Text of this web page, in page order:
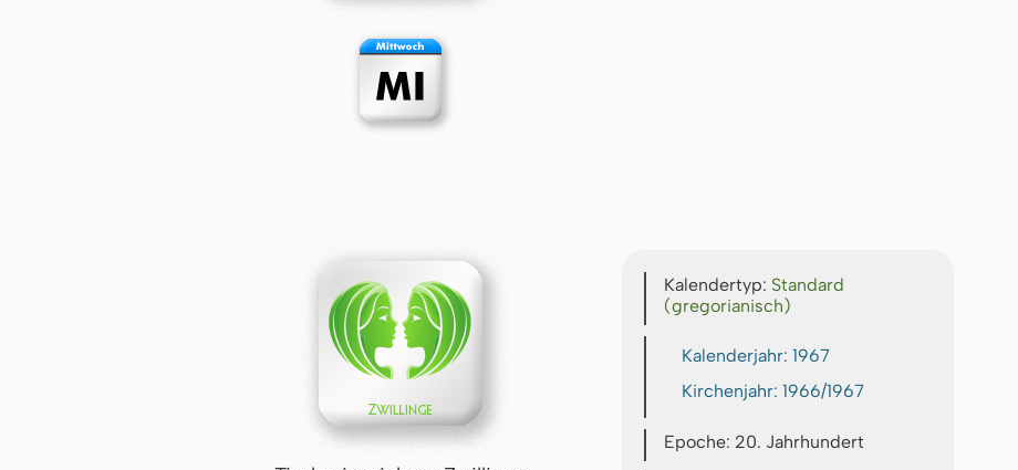
Kalendertyp: Standard
(gregorianisch)
Kalenderjahr: 1967
Kirchenjahr: 1966/1967
Epoche: 20. Jahrhundert